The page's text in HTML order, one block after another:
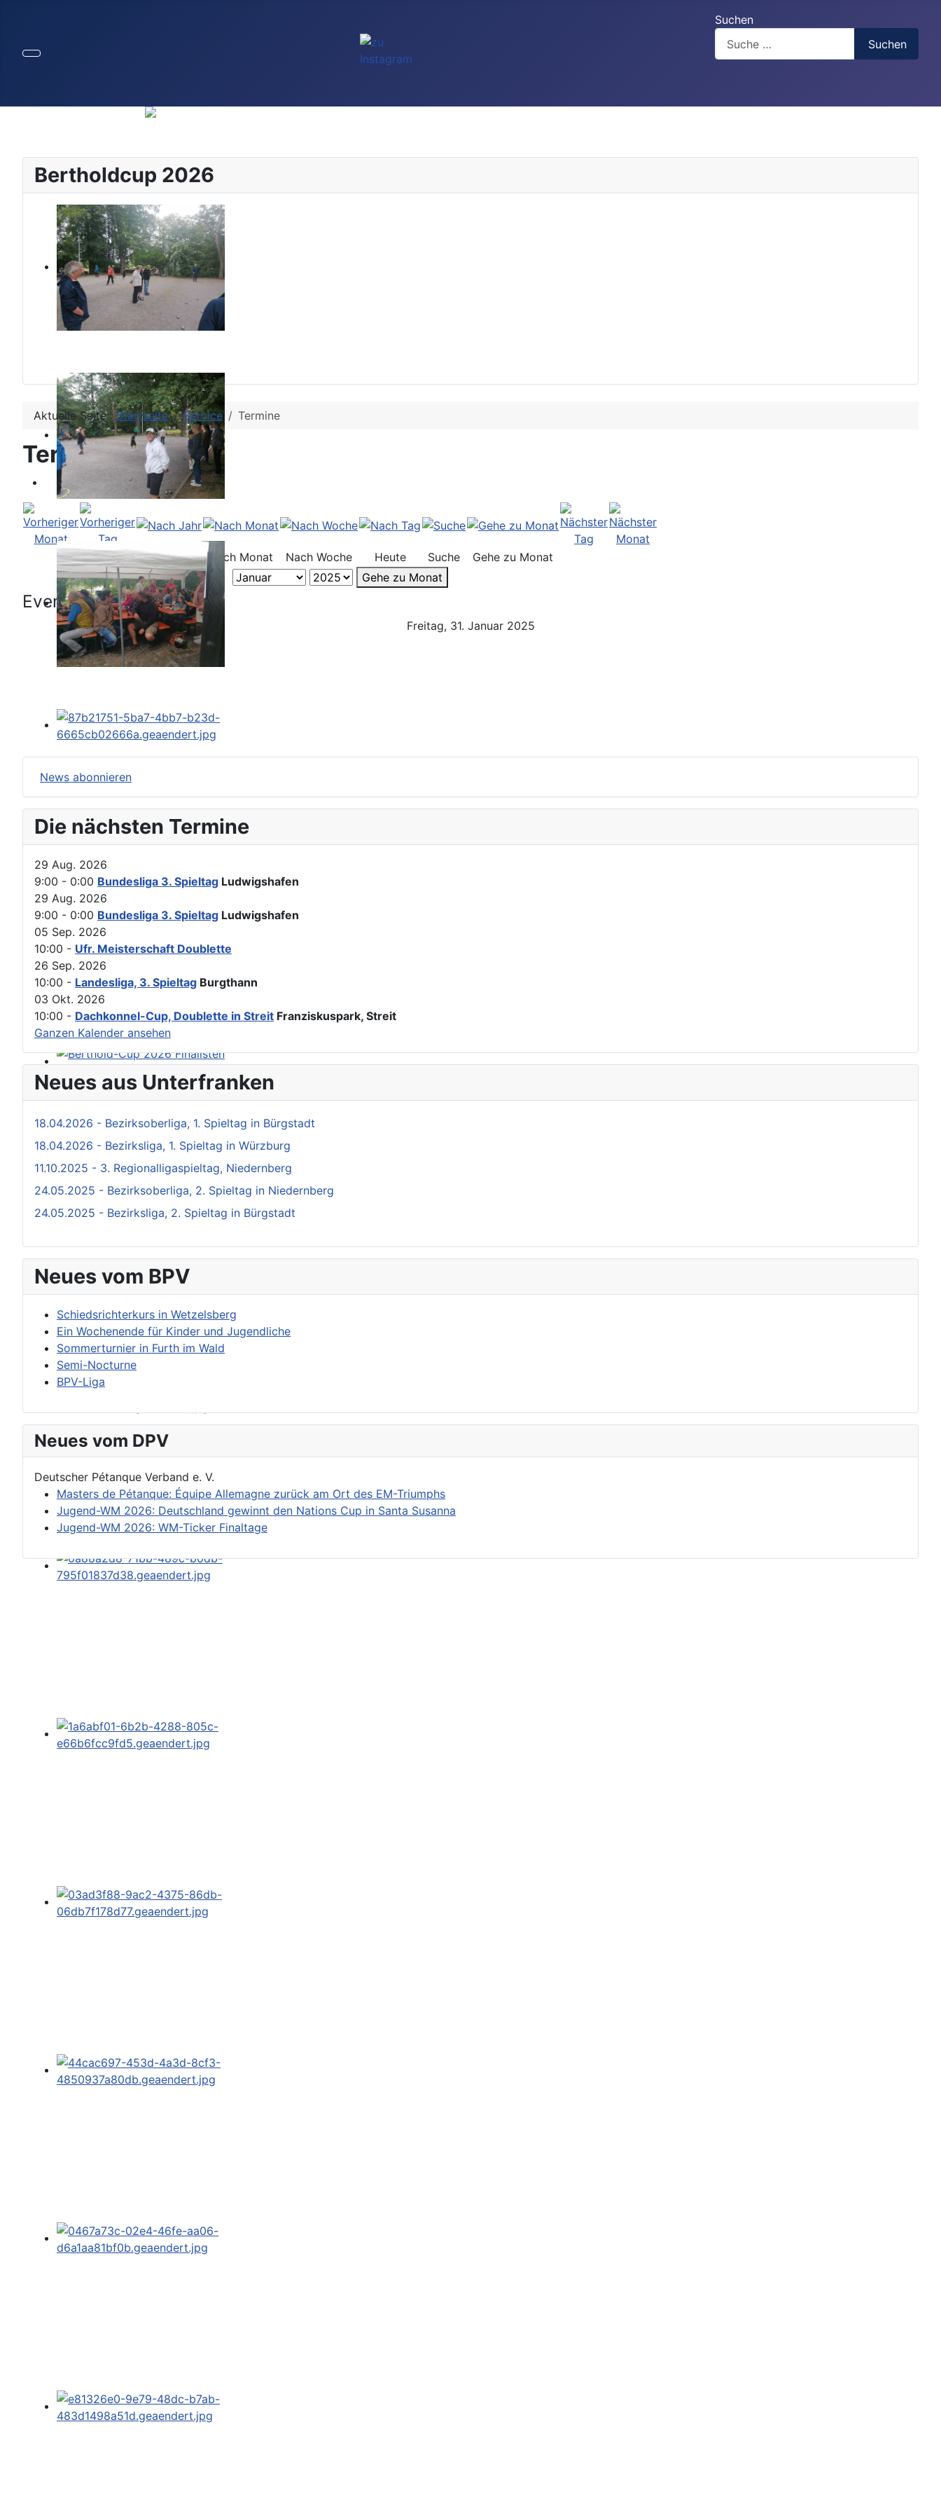
Suchen
Suchen
Bertholdcup 2026
Aktuelle Seite:Startseite Service Termine
Terminkalender
Nach Jahr Nach Monat Nach Woche Heute Suche
Gehe zu Monat
Gehe zu Monat
Events für
Freitag, 31. Januar 2025
Keine Termine
News abonnieren
Die nächsten Termine
29 Aug. 2026
9:00 - 0:00 Bundesliga 3. Spieltag Ludwigshafen
29 Aug. 2026
9:00 - 0:00 Bundesliga 3. Spieltag Ludwigshafen
05 Sep. 2026
10:00 - Ufr. Meisterschaft Doublette
26 Sep. 2026
10:00 - Landesliga, 3. Spieltag Burgthann
03 Okt. 2026
10:00 - Dachkonnel-Cup, Doublette in Streit Franziskuspark, Streit
Ganzen Kalender ansehen
Neues aus Unterfranken
18.04.2026 - Bezirksoberliga, 1. Spieltag in Bürgstadt
18.04.2026 - Bezirksliga, 1. Spieltag in Würzburg
11.10.2025 - 3. Regionalligaspieltag, Niedernberg
24.05.2025 - Bezirksoberliga, 2. Spieltag in Niedernberg
24.05.2025 - Bezirksliga, 2. Spieltag in Bürgstadt
Neues vom BPV
Schiedsrichterkurs in Wetzelsberg
Ein Wochenende für Kinder und Jugendliche
Sommerturnier in Furth im Wald
Semi-Nocturne
BPV-Liga
Neues vom DPV
Deutscher Pétanque Verband e. V.
Masters de Pétanque: Équipe Allemagne zurück am Ort des EM-Triumphs
Jugend-WM 2026: Deutschland gewinnt den Nations Cup in Santa Susanna
Jugend-WM 2026: WM-Ticker Finaltage